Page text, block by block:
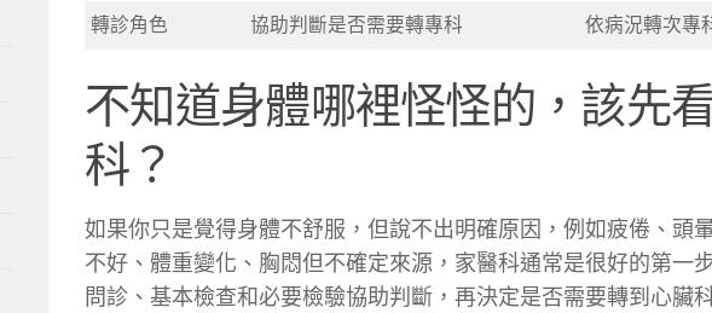
轉診角色 協助判斷是否需要轉專科 依病況轉次專
不知道身體哪裡怪怪的，該先
科？
如果你只是覺得身體不舒服，但說不出明確原因，例如疲倦、頭
不好、體重變化、胸悶但不確定來源，家醫科通常是很好的第一
問診、基本檢查和必要檢驗協助判斷，再決定是否需要轉到心臟